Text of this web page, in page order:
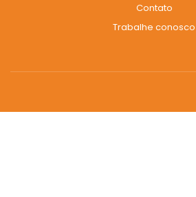
Contato
Trabalhe conosco